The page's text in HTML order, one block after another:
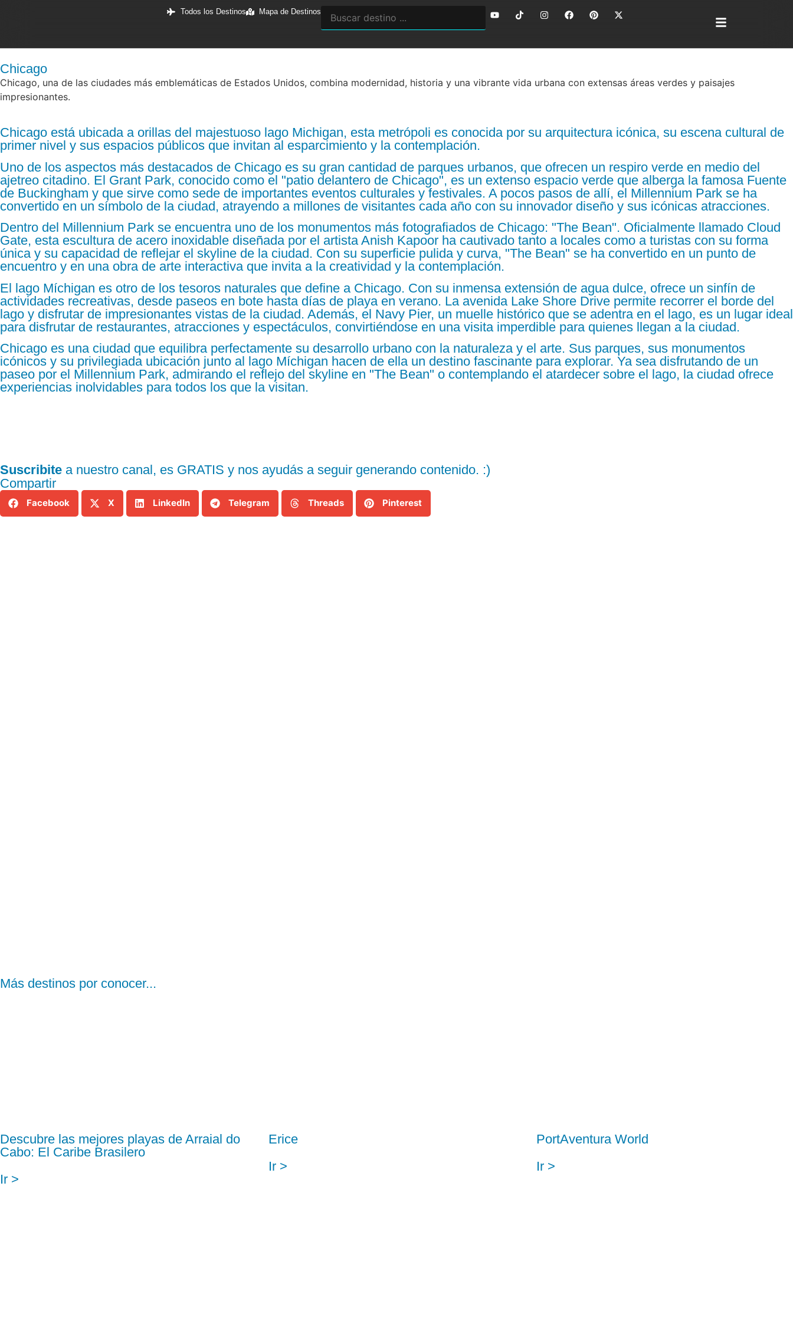
Todos los Destinos Mapa de Destinos
Chicago
Chicago, una de las ciudades más emblemáticas de Estados Unidos, combina modernidad, historia y una vibrante vida urbana con extensas áreas verdes y paisajes
impresionantes.
Chicago está ubicada a orillas del majestuoso lago Michigan, esta metrópoli es conocida por su arquitectura icónica, su escena cultural de
primer nivel y sus espacios públicos que invitan al esparcimiento y la contemplación.
Uno de los aspectos más destacados de Chicago es su gran cantidad de parques urbanos, que ofrecen un respiro verde en medio del
ajetreo citadino. El Grant Park, conocido como el "patio delantero de Chicago", es un extenso espacio verde que alberga la famosa Fuente
de Buckingham y que sirve como sede de importantes eventos culturales y festivales. A pocos pasos de allí, el Millennium Park se ha
convertido en un símbolo de la ciudad, atrayendo a millones de visitantes cada año con su innovador diseño y sus icónicas atracciones.
Dentro del Millennium Park se encuentra uno de los monumentos más fotografiados de Chicago: "The Bean". Oficialmente llamado Cloud
Gate, esta escultura de acero inoxidable diseñada por el artista Anish Kapoor ha cautivado tanto a locales como a turistas con su forma
única y su capacidad de reflejar el skyline de la ciudad. Con su superficie pulida y curva, "The Bean" se ha convertido en un punto de
encuentro y en una obra de arte interactiva que invita a la creatividad y la contemplación.
El lago Míchigan es otro de los tesoros naturales que define a Chicago. Con su inmensa extensión de agua dulce, ofrece un sinfín de
actividades recreativas, desde paseos en bote hasta días de playa en verano. La avenida Lake Shore Drive permite recorrer el borde del
lago y disfrutar de impresionantes vistas de la ciudad. Además, el Navy Pier, un muelle histórico que se adentra en el lago, es un lugar ideal
para disfrutar de restaurantes, atracciones y espectáculos, convirtiéndose en una visita imperdible para quienes llegan a la ciudad.
Chicago es una ciudad que equilibra perfectamente su desarrollo urbano con la naturaleza y el arte. Sus parques, sus monumentos
icónicos y su privilegiada ubicación junto al lago Míchigan hacen de ella un destino fascinante para explorar. Ya sea disfrutando de un
paseo por el Millennium Park, admirando el reflejo del skyline en "The Bean" o contemplando el atardecer sobre el lago, la ciudad ofrece
experiencias inolvidables para todos los que la visitan.
Suscribite a nuestro canal, es GRATIS y nos ayudás a seguir generando contenido. :)
Compartir
Facebook X LinkedIn Telegram Threads Pinterest
Más destinos por conocer...
Descubre las mejores playas de Arraial do
Cabo: El Caribe Brasilero
Ir >
Erice
Ir >
PortAventura World
Ir >